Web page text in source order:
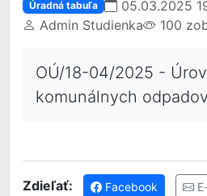
Úradná tabuľa
05.03.2025
Admin Studienka
100
OÚ/18-04/2025 -
komunálnych
Zdieľať: Facebook